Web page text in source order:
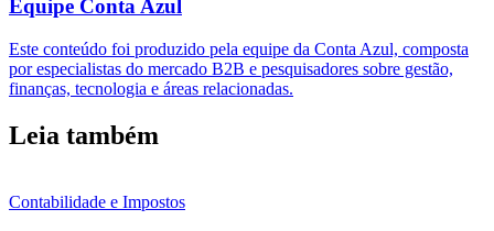
Equipe Conta Azul
Este conteúdo foi produzido pela equipe da Conta Azul, composta
por especialistas do mercado B2B e pesquisadores sobre gestão,
finanças, tecnologia e áreas relacionadas.
Leia também
Contabilidade e Impostos